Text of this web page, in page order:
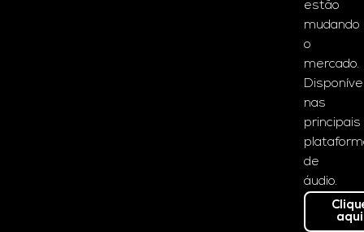
estão
mudando
o
mercado.
nas
principais
de
áudio.
aqui